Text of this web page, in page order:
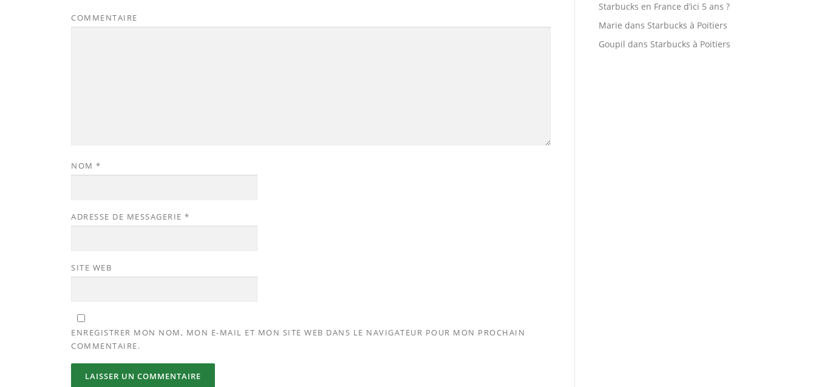
COMMENTAIRE
NOM *
ADRESSE DE MESSAGERIE *
SITE WEB
ENREGISTRER MON NOM, MON E-MAIL ET MON SITE WEB DANS LE NAVIGATEUR POUR MON PROCHAIN
COMMENTAIRE.
Starbucks en France d’ici 5 ans ?
Marie dans Starbucks à Poitiers
Goupil dans Starbucks à Poitiers